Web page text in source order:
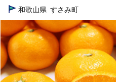
TOP
和歌山県 すさみ町